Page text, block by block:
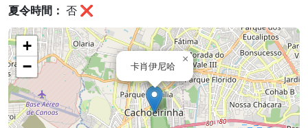
夏令時間： 否 ❌
卡肖伊尼哈
×
+
−